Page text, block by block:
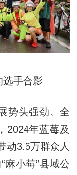
选手合影
头强劲。全
2024年蓝莓及
动3.6万群众人
麻小莓”县域公